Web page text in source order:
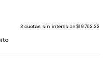
3 cuotas sin interés de $19.763,33